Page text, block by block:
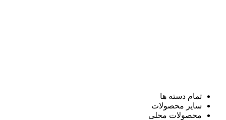
تمام دسته ها
سایر محصولات
محصولات محلی